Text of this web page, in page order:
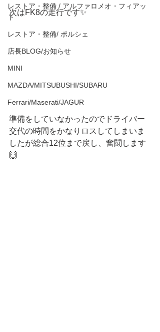
レストア・整備 / アルファロメオ・フィアッ
ト
レストア・整備/ ポルシェ
店長BLOG/お知らせ
MINI
MAZDA/MITSUBUSHI/SUBARU
Ferrari/Maserati/JAGUR
次はFK8の走行です✨
準備をしていなかったのでドライバー
交代の時間をかなりロスしてしまいま
したが総合12位まで戻し、奮闘します
🙌